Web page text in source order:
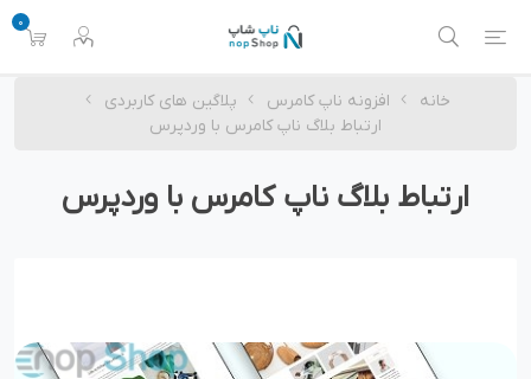
0
خانه افزونه ناپ کامرس
پلاگین های کاربردی
ارتباط بلاگ ناپ کامرس با وردپرس
ارتباط بلاگ ناپ کامرس با وردپرس